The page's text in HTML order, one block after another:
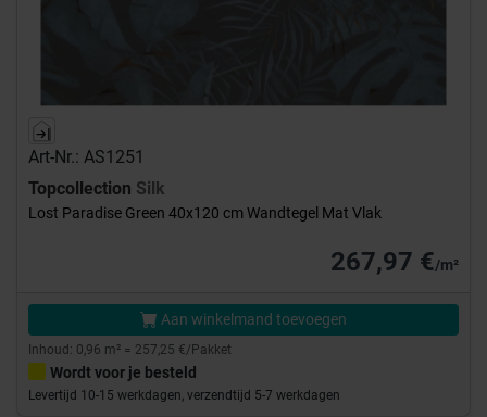
Art-Nr.: AS1251
Topcollection Silk
Lost Paradise Green 40x120 cm Wandtegel Mat Vlak
267,97 €/m²
Aan winkelmand toevoegen
Inhoud: 0,96 m² = 257,25 €/Pakket
Wordt voor je besteld
Levertijd 10-15 werkdagen, verzendtijd 5-7 werkdagen